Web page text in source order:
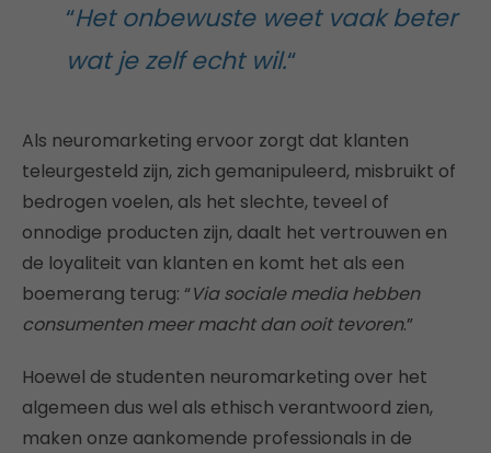
“Het onbewuste weet vaak beter
wat je zelf echt wil.“
Als neuromarketing ervoor zorgt dat klanten
teleurgesteld zijn, zich gemanipuleerd, misbruikt of
bedrogen voelen, als het slechte, teveel of
onnodige producten zijn, daalt het vertrouwen en
de loyaliteit van klanten en komt het als een
boemerang terug: “Via sociale media hebben
consumenten meer macht dan ooit tevoren.”
Hoewel de studenten neuromarketing over het
algemeen dus wel als ethisch verantwoord zien,
maken onze aankomende professionals in de